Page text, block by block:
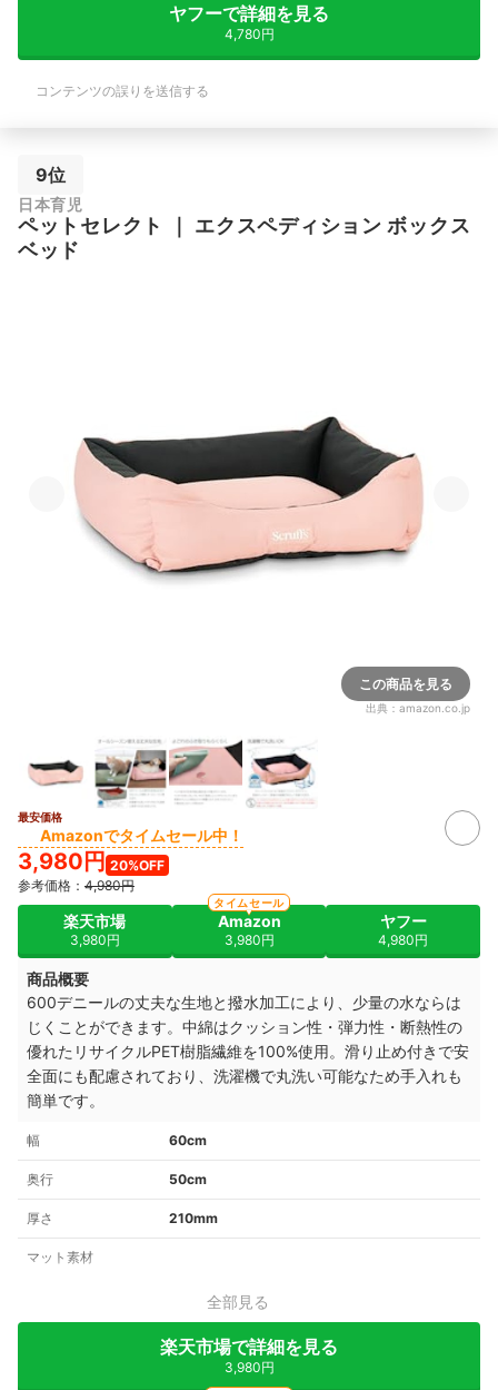
ヤフーで詳細を見る
4,780円
コンテンツの誤りを送信する
9位
日本育児
ペットセレクト ｜ エクスペディション ボックス
ベッド
この商品を見る
出典： amazon.co.jp
最安価格
Amazonでタイムセール中！
3,980円 20%OFF
参考価格： 4,980円
楽天市場
3,980円
Amazon
3,980円
タイムセール
ヤフー
4,980円
商品概要
600デニールの丈夫な生地と撥水加工により、少量の水ならは
じくことができます。中綿はクッション性・弾力性・断熱性の
優れたリサイクルPET樹脂繊維を100%使用。滑り止め付きで安
全面にも配慮されており、洗濯機で丸洗い可能なため手入れも
簡単です。
幅 60cm
奥行 50cm
厚さ 210mm
マット素材
全部見る
楽天市場で詳細を見る
3,980円